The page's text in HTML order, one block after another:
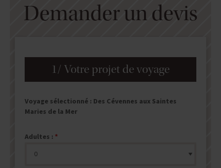
Demander un devis
1/ Votre projet de voyage
Voyage sélectionné : Des Cévennes aux Saintes
Maries de la Mer
Adultes :